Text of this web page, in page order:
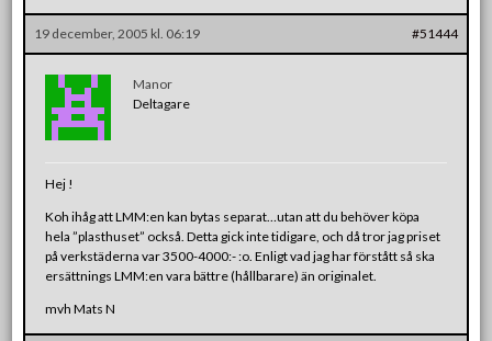
19 december, 2005 kl. 06:19 #51444
Manor
Deltagare
Hej !
Koh ihåg att LMM:en kan bytas separat…utan att du behöver köpa
hela ”plasthuset” också. Detta gick inte tidigare, och då tror jag priset
på verkstäderna var 3500-4000:- :o. Enligt vad jag har förstått så ska
ersättnings LMM:en vara bättre (hållbarare) än originalet.
mvh Mats N